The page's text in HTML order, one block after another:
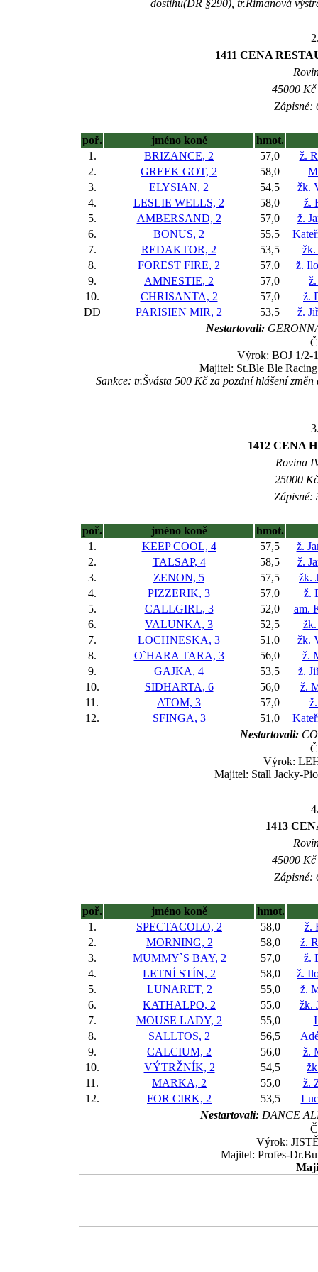
dostihu(DŘ §290), tr.Římanová
1411 CENA
45000
Zápisné:
poř. jméno koně
hmot.
1.
BRIZANCE, 2 57,0
ž.
2.
GREEK GOT, 2 58,0
3.
ELYSIAN, 2 54,5
žk.
4.
LESLIE WELLS, 2 58,0
ž.
5.
AMBERSAND, 2 57,0
ž.
6.
BONUS, 2 55,5
7.
REDAKTOR, 2 53,5
žk.
8.
FOREST FIRE, 2 57,0
ž.
9.
AMNESTIE, 2 57,0
10.
CHRISANTA, 2 57,0
ž.
DD
PARISIEN MIR, 2 53,5
ž.
Nestartovali:
Výrok: BOJ 1/2-
Majitel: St.Ble Ble
Sankce: tr.Švásta 500 Kč za pozdní hlášení
1412 CENA
Rovina
25000
Zápisné:
poř. jméno koně
hmot.
1.
KEEP COOL, 4 57,5
ž.
2.
TALSAP, 4 58,5
ž.
3.
ZENON, 5 57,5
žk.
4.
PIZZERIK, 3 57,0
ž.
5.
CALLGIRL, 3 52,0
am.
6.
VALUNKA, 3 52,5
žk.
7.
LOCHNESKA, 3 51,0
žk.
8.
O`HARA TARA, 3 56,0
ž.
9.
GAJKA, 4 53,5
ž.
10.
SIDHARTA, 6 56,0
ž.
11.
ATOM, 3 57,0
12.
SFINGA, 3 51,0
Nestartovali:
Výrok:
Majitel: Stall Jacky-
1413
45000
Zápisné:
poř. jméno koně
hmot.
1.
SPECTACOLO, 2 58,0
ž.
2.
MORNING, 2 58,0
ž.
3.
MUMMY`S BAY, 2 57,0
ž.
4.
LETNÍ STÍN, 2 58,0
ž.
5.
LUNARET, 2 55,0
ž.
6.
KATHALPO, 2 55,0
žk.
7.
MOUSE LADY, 2 55,0
8.
SALLTOS, 2 56,5
9.
CALCIUM, 2 56,0
ž.
10.
VÝTRŽNÍK, 2 54,5
11.
MARKA, 2 55,0
ž.
12.
FOR CIRK, 2 53,5
Nestartovali:DANCE
Výrok:
Majitel: Profes-